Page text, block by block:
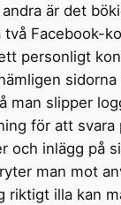
är det
två Facebook-
personligt
man slipper
för att svara
och inlägg på
man mot
riktigt illa kan